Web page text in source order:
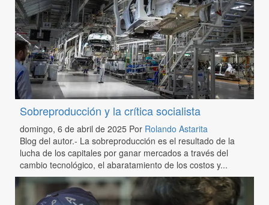
Sobreproducción y la crítica socialista
domingo, 6 de abril de 2025 Por Rolando Astarita
Blog del autor.- La sobreproducción es el resultado de la
lucha de los capitales por ganar mercados a través del
cambio tecnológico, el abaratamiento de los costos y...